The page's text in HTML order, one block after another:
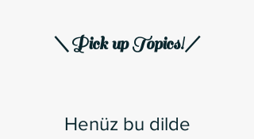
＼Pick up Topics!／
Henüz bu dilde